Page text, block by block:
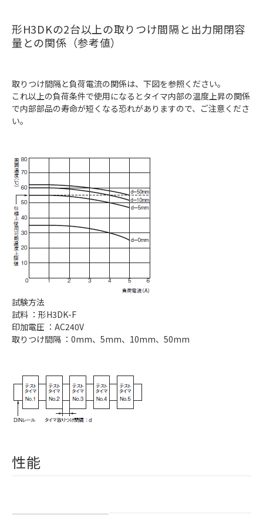
形H3DKの2台以上の取りつけ間隔と出力開閉容
量との関係（参考値）
取りつけ間隔と負荷電流の関係は、下図を参照ください。
これ以上の負荷条件で使用になるとタイマ内部の温度上昇の関係
で内部部品の寿命が短くなる恐れがありますので、ご注意くださ
い。
試験方法
試料 ：形H3DK-F
印加電圧 ：AC240V
取りつけ間隔 ：0mm、5mm、10mm、50mm
性能